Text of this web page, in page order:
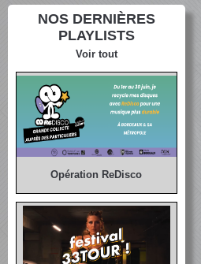
NOS DERNIÈRES
PLAYLISTS
Voir tout
Opération ReDisco